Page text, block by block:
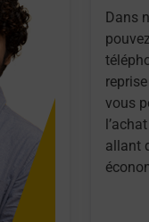
Dans
vous
allant